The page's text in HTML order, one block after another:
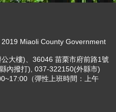
Miaoli County Government
大樓)、36046 苗栗市府前路1號
內撥打), 037-322150(外縣市)
（彈性上班時間：上午